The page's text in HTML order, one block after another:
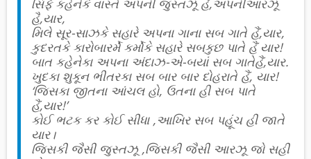
સિર્ફ કહેનેકે વાસ્તે અપની જુસ્તઝૂ હૈ,અપનીઆરઝૂ
હૈ,યાર,
મિલે સૂર-સાઝકે સહારે અપના ગાના સબ ગાતે હૈં,યાર,
કુદરતકે કારોબારર્મે કર્મોકે સહારે સબકુછ પાતે હૈં યાર!
બાત કહેનેકા અપના અંદાઝ-એ-બયાં સબ ગાતેહૈં,યાર.
ખુદકા શુકૂન ભીતરકા સબ બાર બાર દોહરાતે હૈં, યાર!
‘જિસકા જીતના આંચલ હો, ઉતના હી સબ પાતે
હૈં,યાર!’
કોઈ ભટક કર કોઈ સીધા ,આખિર સબ પહૂંચ હી જાતે
યાર।
જિસકી જૈસી જુસ્તઝૂ ,જિસકી જૈસી આરઝૂ જો સહી